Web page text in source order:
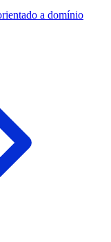
a domínio